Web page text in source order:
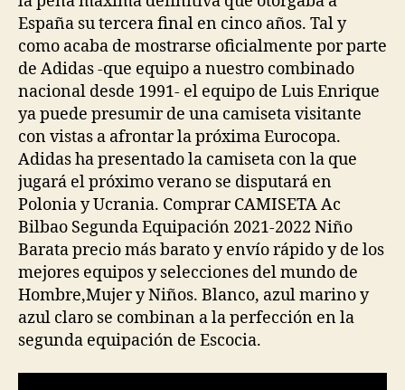
España su tercera final en cinco años. Tal y
como acaba de mostrarse oficialmente por parte
de Adidas -que equipo a nuestro combinado
nacional desde 1991- el equipo de Luis Enrique
ya puede presumir de una camiseta visitante
con vistas a afrontar la próxima Eurocopa.
Adidas ha presentado la camiseta con la que
jugará el próximo verano se disputará en
Polonia y Ucrania. Comprar CAMISETA Ac
Bilbao Segunda Equipación 2021-2022 Niño
Barata precio más barato y envío rápido y de los
mejores equipos y selecciones del mundo de
Hombre,Mujer y Niños. Blanco, azul marino y
azul claro se combinan a la perfección en la
segunda equipación de Escocia.